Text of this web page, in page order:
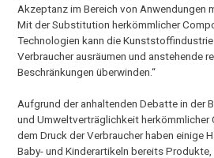
Akzeptanz im Bereich von Anwendungen
Mit der Substitution herkömmlicher
Technologien kann die
Verbraucher ausräumen und anstehende
Beschränkungen überwinden.“
Aufgrund der anhaltenden Debatte in der
und Umweltverträglichkeit herkömmlicher
dem Druck der Verbraucher haben einige
Baby- und Kinderartikeln bereits